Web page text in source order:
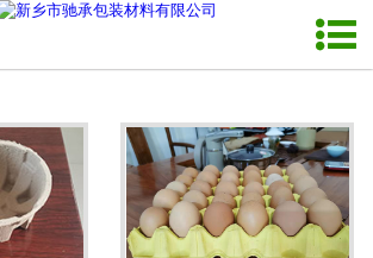
工业内衬
育苗托盘